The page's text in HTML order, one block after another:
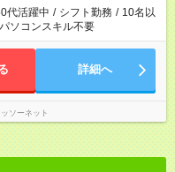
代活躍中 / シフト勤務 / 10名以
パソコンスキル不要
詳細へ
ソーネット